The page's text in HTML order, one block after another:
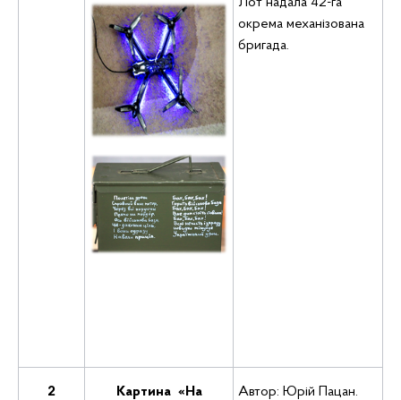
окрема механізована
бригада.
2
Картина «На
Автор: Юрій Пацан.